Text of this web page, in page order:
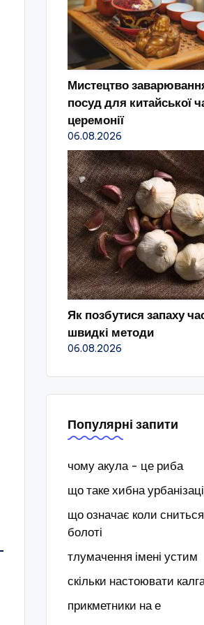
Мистецтво
посуд для китайської
церемонії
06.08.2026
Як позбутися запаху
швидкі методи
06.08.2026
Популярні запити
чому акула - це риба
що таке хибна
що означає коли
болоті
тлумачення імені устим
скільки настоювати
прикметники на е